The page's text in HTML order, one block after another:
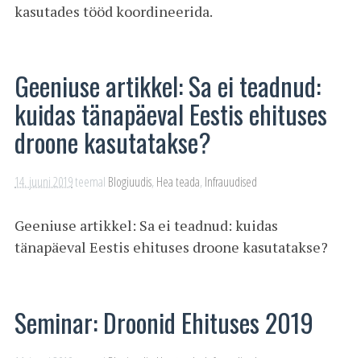
kasutades tööd koordineerida.
Geeniuse artikkel: Sa ei teadnud:
kuidas tänapäeval Eestis ehituses
droone kasutatakse?
14. juuni 2019teemal Blogiuudis, Hea teada, Infrauudised
Geeniuse artikkel: Sa ei teadnud: kuidas
tänapäeval Eestis ehituses droone kasutatakse?
Seminar: Droonid Ehituses 2019